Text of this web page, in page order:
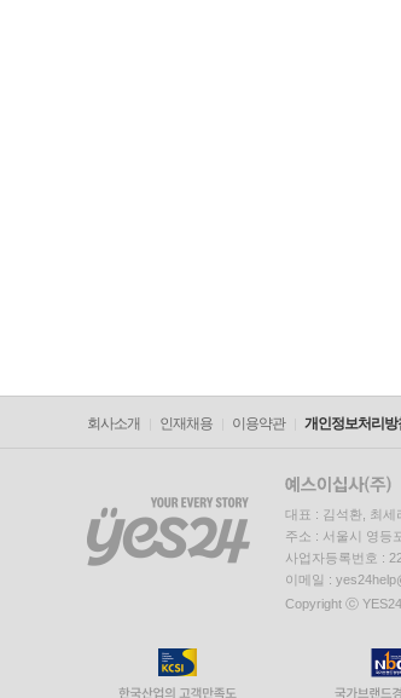
회사소개 인재채용 이용약관 개인정보처리방
대표 : 김석환, 최세
주소 : 서울시 영등
사업자등록번호 :
이메일 :
Copyright ⓒ